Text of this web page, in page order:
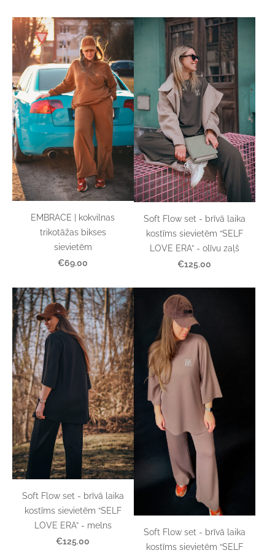
EMBRACE | kokvilnas
trikotāžas bikses
sievietēm
€69.00
Soft Flow set - brīvā laika
kostīms sievietēm “SELF
LOVE ERA” - olīvu zaļš
€125.00
Soft Flow set - brīvā laika
kostīms sievietēm “SELF
LOVE ERA” - melns
€125.00
Soft Flow set - brīvā laika
kostīms sievietēm “SELF